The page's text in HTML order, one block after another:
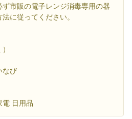
市販の電子レンジ消毒専用の器
に従ってください。
なび
電 日用品